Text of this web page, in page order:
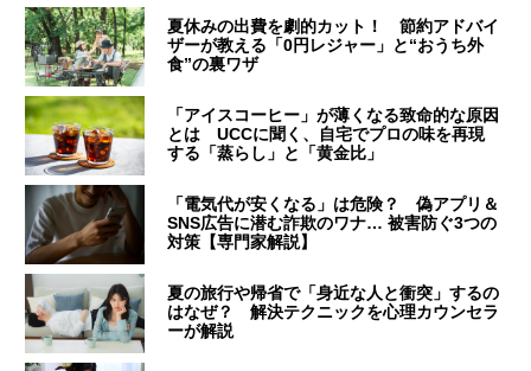
夏休みの出費を劇的カット！ 節約アドバイ
ザーが教える「0円レジャー」と“おうち外
食”の裏ワザ
「アイスコーヒー」が薄くなる致命的な原因
とは UCCに聞く、自宅でプロの味を再現
する「蒸らし」と「黄金比」
「電気代が安くなる」は危険？ 偽アプリ＆
SNS広告に潜む詐欺のワナ… 被害防ぐ3つの
対策【専門家解説】
夏の旅行や帰省で「身近な人と衝突」するの
はなぜ？ 解決テクニックを心理カウンセラ
ーが解説